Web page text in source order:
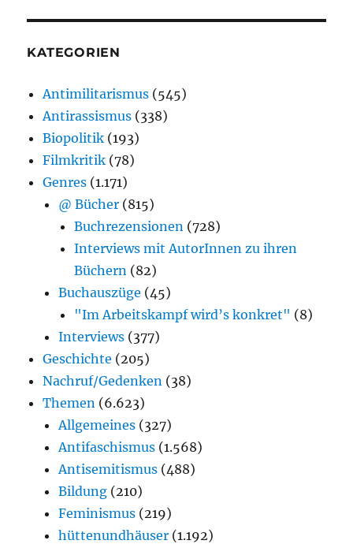
KATEGORIEN
Antimilitarismus (545)
Antirassismus (338)
Biopolitik (193)
Filmkritik (78)
Genres (1.171)
@ Bücher (815)
Buchrezensionen (728)
Interviews mit AutorInnen zu ihren
Büchern (82)
Buchauszüge (45)
"Im Arbeitskampf wird’s konkret" (8)
Interviews (377)
Geschichte (205)
Nachruf/Gedenken (38)
Themen (6.623)
Allgemeines (327)
Antifaschismus (1.568)
Antisemitismus (488)
Bildung (210)
Feminismus (219)
hüttenundhäuser (1.192)